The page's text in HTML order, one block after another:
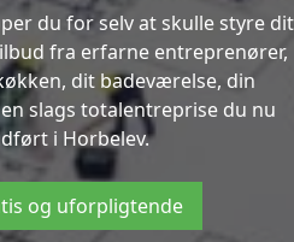
du for selv at skulle styre dit
fra erfarne entreprenører,
dit badeværelse, din
slags totalentreprise du nu
i Horbelev.
og uforpligtende